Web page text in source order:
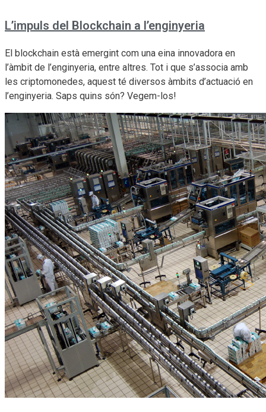
L’impuls del Blockchain a l’enginyeria
El blockchain està emergint com una eina innovadora en
l’àmbit de l’enginyeria, entre altres. Tot i que s’associa amb
les criptomonedes, aquest té diversos àmbits d’actuació en
l’enginyeria. Saps quins són? Vegem-los!